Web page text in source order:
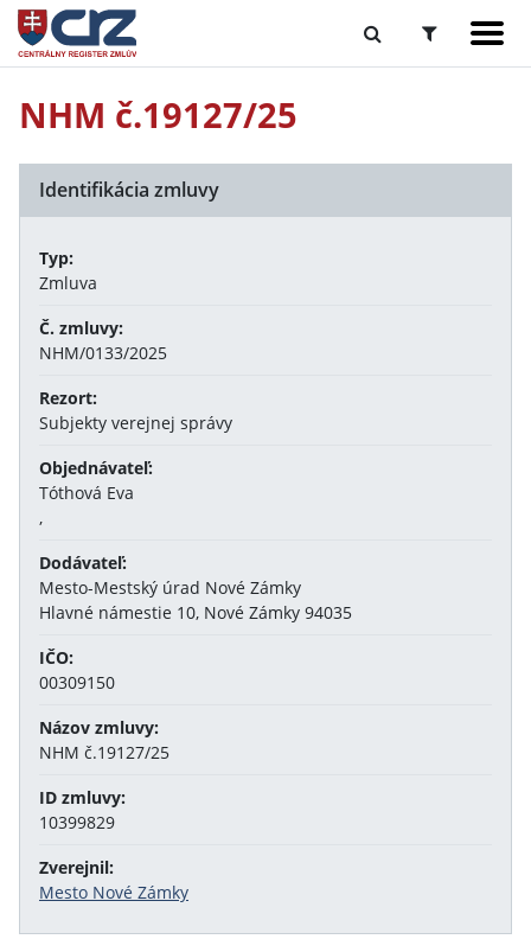
NHM č.19127/25
Identifikácia zmluvy
Typ:
Zmluva
Č. zmluvy:
NHM/0133/2025
Rezort:
Subjekty verejnej správy
Objednávateľ:
Tóthová Eva
,
Dodávateľ:
Mesto-Mestský úrad Nové Zámky
Hlavné námestie 10, Nové Zámky 94035
IČO:
00309150
Názov zmluvy:
NHM č.19127/25
ID zmluvy:
10399829
Zverejnil:
Mesto Nové Zámky